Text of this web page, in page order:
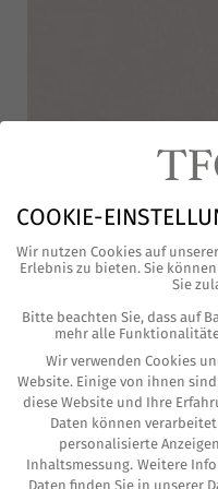
Schon zum zwei­ten
Deutsch­land die
unzu­läs­sig erklärt.
lin hat nun das
zin­sen der
sig erklärt
COOKIE-
Wir nutzen Cookies auf
Erlebnis zu bieten. Sie
Sie
Bitte beachten Sie, dass auf
mehr alle
Wir verwenden Cookies
Website. Einige von ihnen
diese Website und Ihre
Daten können verarbeitet
personalisierte
Inhaltsmessung. Weitere
Daten finden Sie in unserer